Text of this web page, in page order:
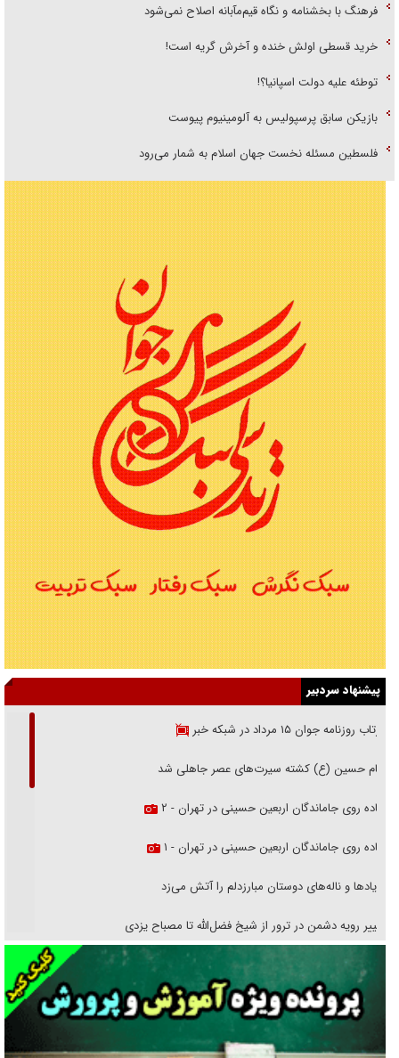
فرهنگ با بخشنامه و نگاه قیم‌مآبانه اصلاح نمی‌شود
خرید قسطی اولش خنده و آخرش گریه است!
توطئه علیه دولت اسپانیا؟!
بازیکن سابق پرسپولیس به آلومینیوم پیوست
فلسطین مسئله نخست جهان اسلام به شمار می‌رود
پیشنهاد سردبیر
بازتاب روزنامه جوان ۱۵ مرداد در شبکه خبر
امام حسین (ع) کشته سیرت‌های عصر جاهلی شد
پیاده روی جاماندگان اربعین حسینی در تهران - ۲
پیاده روی جاماندگان اربعین حسینی در تهران - ۱
فریاد‌ها و ناله‌های دوستان مبارزدلم را آتش می‌زد
تغییر رویه دشمن در ترور از شیخ فضل‌الله تا مصباح یزدی
خرید قسطی اولش خنده و آخرش گریه است!
فوتبال و آن «بالا»!
راهبرد غافلگیری با نسل جدید پهپاد‌ها